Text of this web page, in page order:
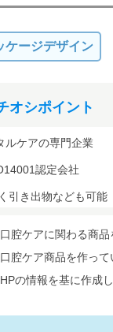
ケージデザイン
オシポイント
ルケアの専門企業
認定会社
引き出物なども可能
腔ケアに関わる商
腔ケア商品を作っ
の情報を基に作成し